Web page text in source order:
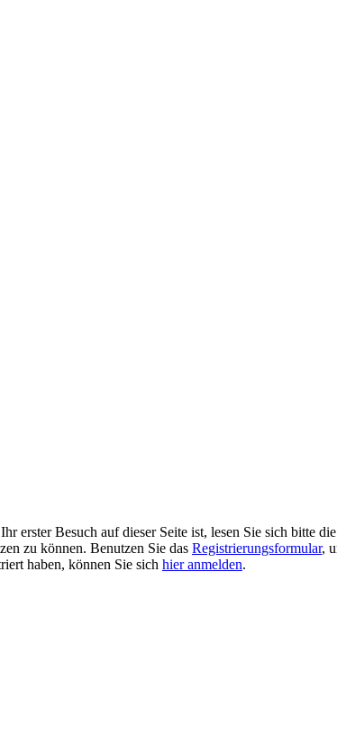
erster Besuch auf dieser Seite ist, lesen Sie sich bitte die
zu können. Benutzen Sie das Registrierungsformular,
haben, können Sie sich hier anmelden.